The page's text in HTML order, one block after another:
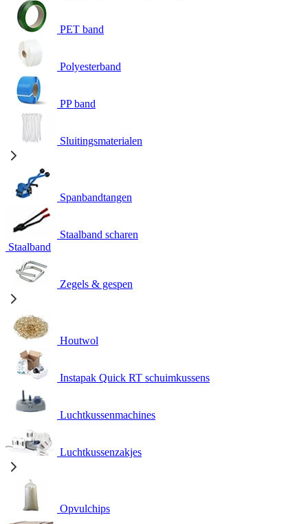
PET band
Polyesterband
PP band
Sluitingsmaterialen
Spanbandtangen
Staalband scharen
Staalband
Zegels & gespen
Houtwol
Instapak Quick RT schuimkussens
Luchtkussenmachines
Luchtkussenzakjes
Opvulchips